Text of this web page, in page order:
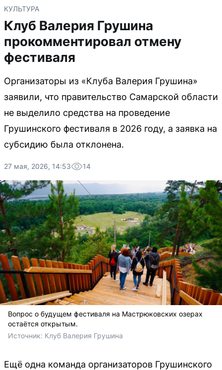
КУЛЬТУРА
Клуб Валерия Грушина
прокомментировал отмену
фестиваля
Организаторы из «Клуба Валерия Грушина»
заявили, что правительство Самарской области
не выделило средства на проведение
Грушинского фестиваля в 2026 году, а заявка на
субсидию была отклонена.
27 мая, 2026, 14:53 14
Вопрос о будущем фестиваля на Мастрюковских озерах
остаётся открытым.
Источник: Клуб Валерия Грушина
Ещё одна команда организаторов Грушинского